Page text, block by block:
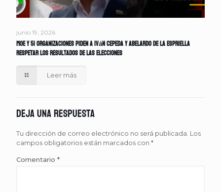
junio 19, 2026
MOE y 51 organizaciones piden a Iván Cepeda y Abelardo de la Espriella
respetar los resultados de las elecciones
Leer más
Deja una respuesta
Tu dirección de correo electrónico no será publicada. Los
campos obligatorios están marcados con *
Comentario *